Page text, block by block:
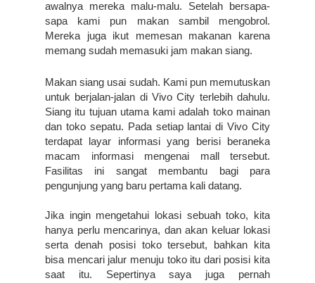
awalnya mereka malu-malu. Setelah bersapa-
sapa kami pun makan sambil mengobrol.
Mereka juga ikut memesan makanan karena
memang sudah memasuki jam makan siang.
Makan siang usai sudah. Kami pun memutuskan
untuk berjalan-jalan di Vivo City terlebih dahulu.
Siang itu tujuan utama kami adalah toko mainan
dan toko sepatu. Pada setiap lantai di Vivo City
terdapat layar informasi yang berisi beraneka
macam informasi mengenai mall tersebut.
Fasilitas ini sangat membantu bagi para
pengunjung yang baru pertama kali datang.
Jika ingin mengetahui lokasi sebuah toko, kita
hanya perlu mencarinya, dan akan keluar lokasi
serta denah posisi toko tersebut, bahkan kita
bisa mencari jalur menuju toko itu dari posisi kita
saat itu. Sepertinya saya juga pernah